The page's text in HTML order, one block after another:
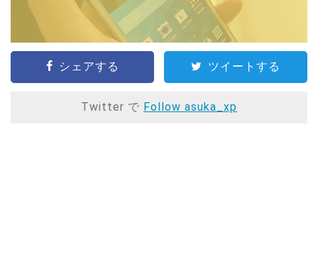
シェアする ツイートする
Twitter で Follow asuka_xp